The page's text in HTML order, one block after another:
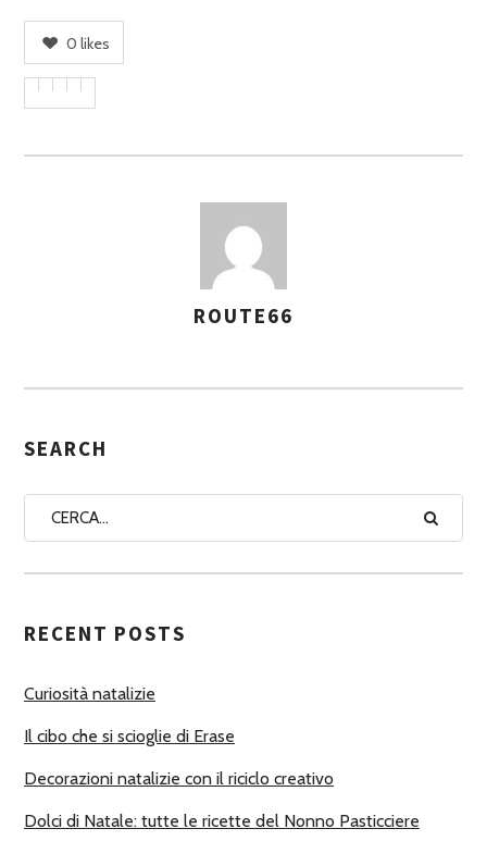
0 likes
S
G
A
U
O
I
ROUTE66
SEARCH
RECENT POSTS
Curiosità natalizie
Il cibo che si scioglie di Erase
Decorazioni natalizie con il riciclo creativo
Dolci di Natale: tutte le ricette del Nonno Pasticciere